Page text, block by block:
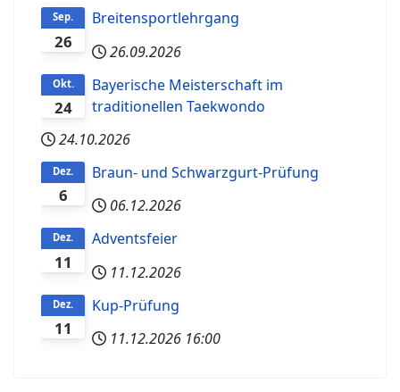
26
Sep.
Breitensportlehrgang
26.09.2026
24
Okt.
Bayerische Meisterschaft im
traditionellen Taekwondo
24.10.2026
6
Dez.
Braun- und Schwarzgurt-Prüfung
06.12.2026
11
Dez.
Adventsfeier
11.12.2026
11
Dez.
Kup-Prüfung
11.12.2026 16:00